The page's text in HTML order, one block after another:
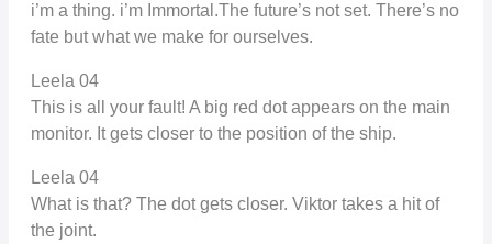
i’m a thing. i’m Immortal.The future’s not set. There’s no
fate but what we make for ourselves.
Leela 04
This is all your fault! A big red dot appears on the main
monitor. It gets closer to the position of the ship.
Leela 04
What is that? The dot gets closer. Viktor takes a hit of
the joint.